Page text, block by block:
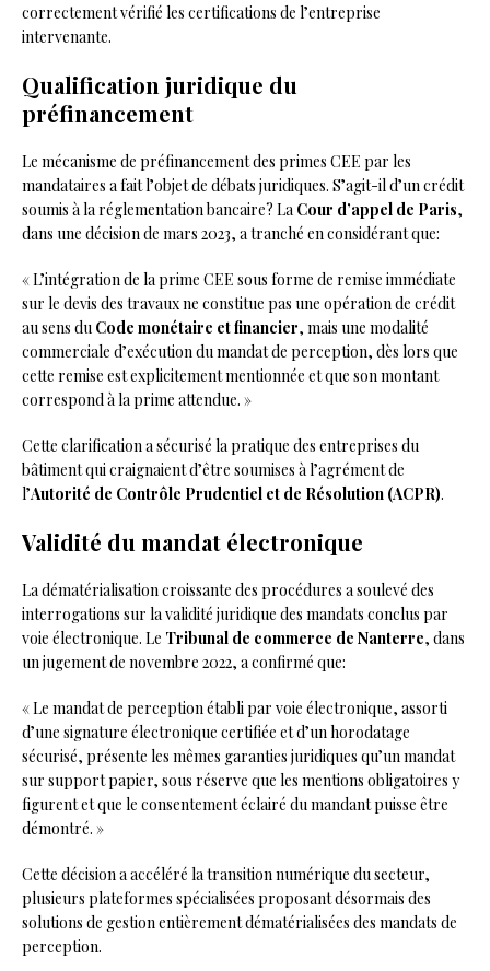
correctement vérifié les certifications de l’entreprise
intervenante.
Qualification juridique du
préfinancement
Le mécanisme de préfinancement des primes CEE par les
mandataires a fait l’objet de débats juridiques. S’agit-il d’un crédit
soumis à la réglementation bancaire? La Cour d’appel de Paris,
dans une décision de mars 2023, a tranché en considérant que:
« L’intégration de la prime CEE sous forme de remise immédiate
sur le devis des travaux ne constitue pas une opération de crédit
au sens du Code monétaire et financier, mais une modalité
commerciale d’exécution du mandat de perception, dès lors que
cette remise est explicitement mentionnée et que son montant
correspond à la prime attendue. »
Cette clarification a sécurisé la pratique des entreprises du
bâtiment qui craignaient d’être soumises à l’agrément de
l’Autorité de Contrôle Prudentiel et de Résolution (ACPR).
Validité du mandat électronique
La dématérialisation croissante des procédures a soulevé des
interrogations sur la validité juridique des mandats conclus par
voie électronique. Le Tribunal de commerce de Nanterre, dans
un jugement de novembre 2022, a confirmé que:
« Le mandat de perception établi par voie électronique, assorti
d’une signature électronique certifiée et d’un horodatage
sécurisé, présente les mêmes garanties juridiques qu’un mandat
sur support papier, sous réserve que les mentions obligatoires y
figurent et que le consentement éclairé du mandant puisse être
démontré. »
Cette décision a accéléré la transition numérique du secteur,
plusieurs plateformes spécialisées proposant désormais des
solutions de gestion entièrement dématérialisées des mandats de
perception.